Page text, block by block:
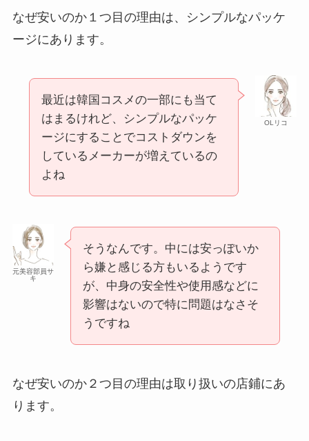
なぜ安いのか１つ目の理由は、シンプルなパッケ
ージにあります。
OLリコ
最近は韓国コスメの一部にも当て
はまるけれど、シンプルなパッケ
ージにすることでコストダウンを
しているメーカーが増えているの
よね
元美容部員サ
キ
そうなんです。中には安っぽいか
ら嫌と感じる方もいるようです
が、中身の安全性や使用感などに
影響はないので特に問題はなさそ
うですね
なぜ安いのか２つ目の理由は取り扱いの店鋪にあ
ります。